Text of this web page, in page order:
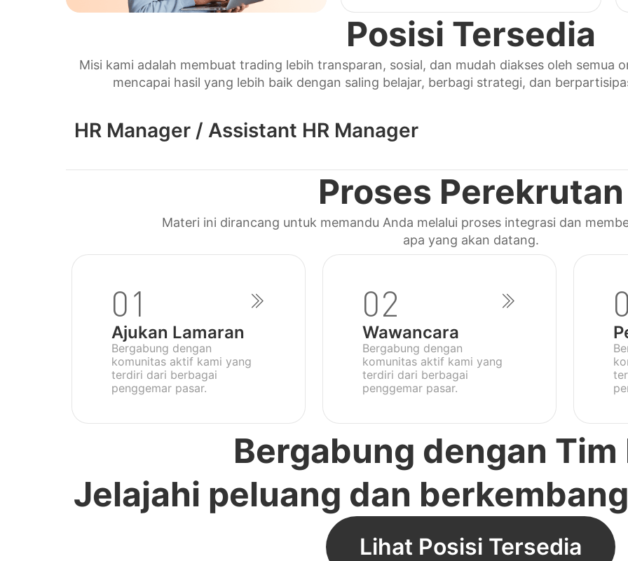
Posisi Tersedia
Misi kami adalah membuat trading lebih transparan, sosial, dan mudah diakses oleh semua
mencapai hasil yang lebih baik dengan saling belajar, berbagi strategi, dan
HR Manager / Assistant HR Manager
Proses Perekrutan
Materi ini dirancang untuk memandu Anda melalui proses integrasi dan
apa yang akan datang.
01
Ajukan Lamaran
Bergabung dengan
komunitas aktif kami yang
terdiri dari berbagai
penggemar pasar.
02
Wawancara
Bergabung dengan
komunitas aktif kami yang
terdiri dari berbagai
penggemar pasar.
Bergabung dengan Tim
Jelajahi peluang dan
Lihat Posisi Tersedia